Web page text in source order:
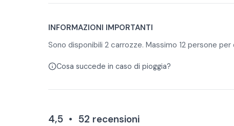
INFORMAZIONI IMPORTANTI
Sono disponibili 2 carrozze. Massimo 12 persone
Cosa succede in caso di pioggia?
4,5 • 52 recensioni